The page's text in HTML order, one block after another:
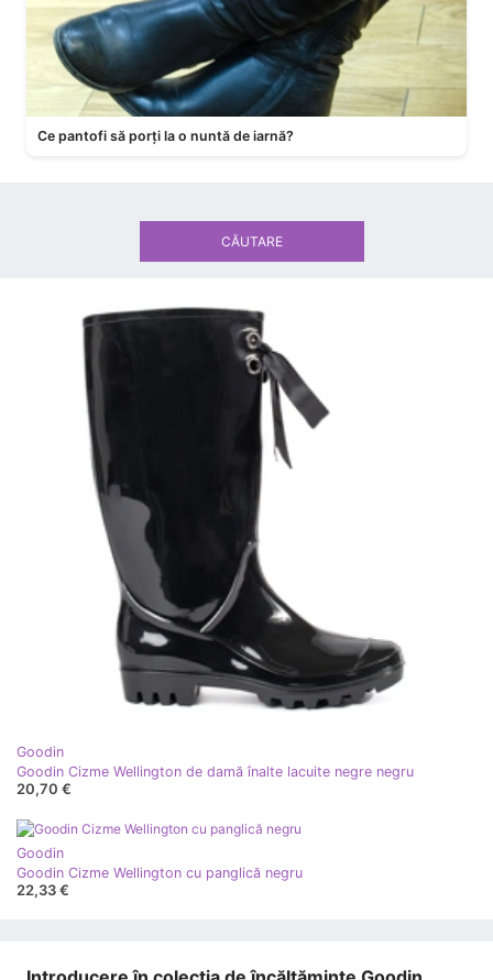
Ce pantofi să porți la o nuntă de iarnă?
Goodin
Goodin Cizme Wellington de damă înalte lacuite negre negru
20,70 €
Goodin
Goodin Cizme Wellington cu panglică negru
22,33 €
CĂUTARE